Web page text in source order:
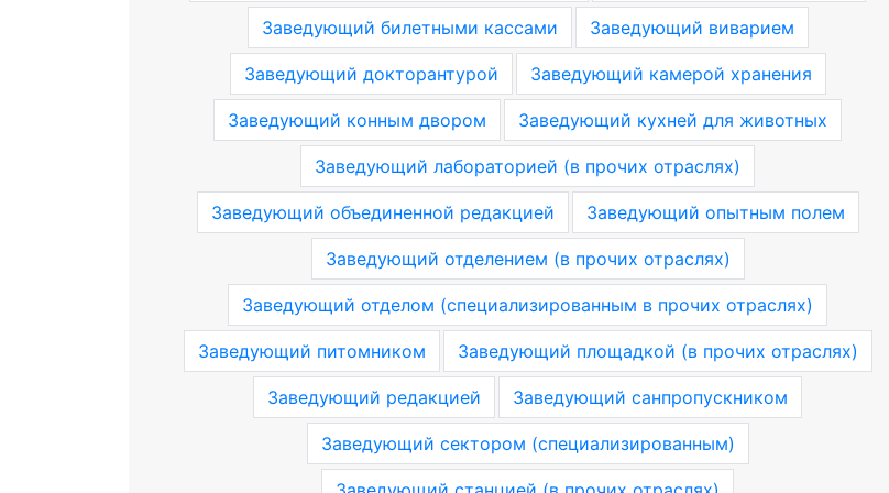
Заведующий билетными кассами Заведующий виварием
Заведующий докторантурой Заведующий камерой хранения
Заведующий конным двором Заведующий кухней для животных
Заведующий лабораторией (в прочих отраслях)
Заведующий объединенной редакцией Заведующий опытным полем
Заведующий отделением (в прочих отраслях)
Заведующий отделом (специализированным в прочих отраслях)
Заведующий питомником Заведующий площадкой (в прочих отраслях)
Заведующий редакцией Заведующий санпропускником
Заведующий сектором (специализированным)